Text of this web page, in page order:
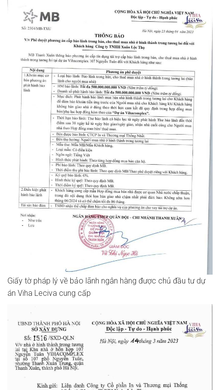
Giấy tờ pháp lý về bảo lãnh ngân hàng được chủ đầu tư dự
án Viha Leciva cung cấp